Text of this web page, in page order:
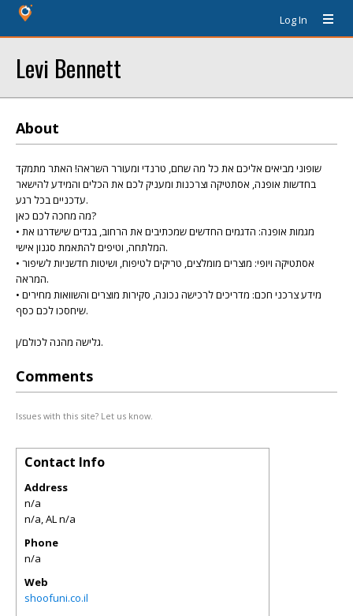
Log In
Levi Bennett
About
שופוני מביאים אליכם את כל מה שחם, טרנדי ומעורר השראה! האתר מתמקד
בחדשות אופנה, אסתטיקה וצרכנות ומעניק לכם את הכלים והמידע להישאר
עדכניים בכל רגע.
מה מחכה לכם כאן?
• מגמות אופנה: הדגמים החדשים שמכתיבים את הרחוב, בגדים שישדרגו את
המלתחה, וטיפים להתאמת סגנון אישי.
• אסתטיקה ויופי: מוצרים מומלצים, טריקים לטיפוח, ושיטות חדשניות לשיפור
המראה.
• מידע צרכני חכם: מדריכים לרכישה נכונה, סקירות מוצרים והשוואות מחירים
שיחסכו לכם כסף.
גלישה מהנה לכולם/ן.
Comments
Issues with this site? Let us know.
Contact Info
Address
n/a
n/a,ALn/a
Phone
n/a
Web
shoofuni.co.il